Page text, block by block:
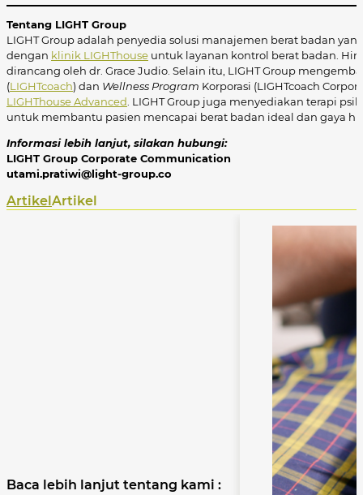
Tentang LIGHT Group
LIGHT Group adalah penyedia solusi manajemen berat badan
dengan klinik LIGHThouse untuk layanan kontrol berat badan.
dirancang oleh dr. Grace Judio. Selain itu, LIGHT Group
(LIGHTcoach) dan Wellness Program Korporasi (LIGHTcoach
LIGHThouse Advanced . LIGHT Group juga menyediakan terapi
untuk membantu pasien mencapai berat badan ideal dan gaya
Informasi lebih lanjut, silakan hubungi:
LIGHT Group Corporate Communication
utami.pratiwi@light-group.co
ArtikelArtikel
Baca lebih lanjut tentang kami :